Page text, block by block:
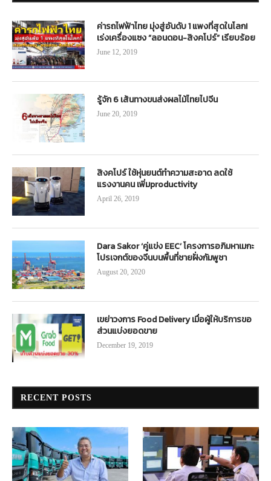
ค่ารถไฟฟ้าไทย มุ่งสู่อันดับ 1 แพงที่สุดในโลก!
เร่งเครื่องแซง “ลอนดอน-สิงคโปร์” เรียบร้อย
June 12, 2019
รู้จัก 6 เส้นทางขนส่งผลไม้ไทยไปจีน
June 20, 2019
สิงคโปร์ ใช้หุ่นยนต์ทำความสะอาด ลดใช้
แรงงานคน เพิ่มproductivity
April 26, 2019
Dara Sakor ‘คู่แข่ง EEC’ โครงการอภิมหาเมกะ
โปรเจกต์ของจีนบนพื้นที่ชายฝั่งกัมพูชา
August 20, 2020
เขย่าวงการ Food Delivery เมื่อผู้ให้บริการขอ
ส่วนแบ่งยอดขาย
December 19, 2019
RECENT POSTS